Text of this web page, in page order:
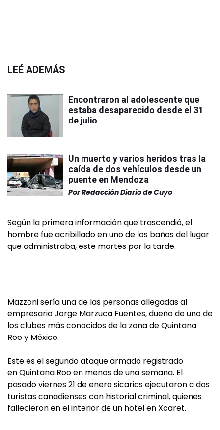
LEÉ ADEMÁS
Encontraron al adolescente que
estaba desaparecido desde el 31
de julio
Un muerto y varios heridos tras la
caída de dos vehículos desde un
puente en Mendoza
PorRedacción Diario de Cuyo
Según la primera información que trascendió, el
hombre fue acribillado en uno de los baños del lugar
que administraba, este martes por la tarde.
Mazzoni sería una de las personas allegadas al
empresario Jorge Marzuca Fuentes, dueño de uno de
los clubes más conocidos de la zona de Quintana
Roo y México.
Este es el segundo ataque armado registrado
en Quintana Roo en menos de una semana. El
pasado viernes 21 de enero sicarios ejecutaron a dos
turistas canadienses con historial criminal, quienes
fallecieron en el interior de un hotel en Xcaret.